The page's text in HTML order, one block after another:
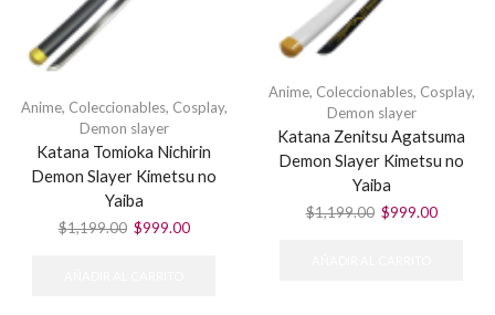
Anime, Coleccionables, Cosplay,
Demon slayer
Katana Tomioka Nichirin
Demon Slayer Kimetsu no
Yaiba
$1,199.00 El
$999.00El
Anime, Coleccionables, Cosplay,
Demon slayer
Katana Zenitsu Agatsuma
Demon Slayer Kimetsu no
Yaiba
$1,199.00 El
$999.00El